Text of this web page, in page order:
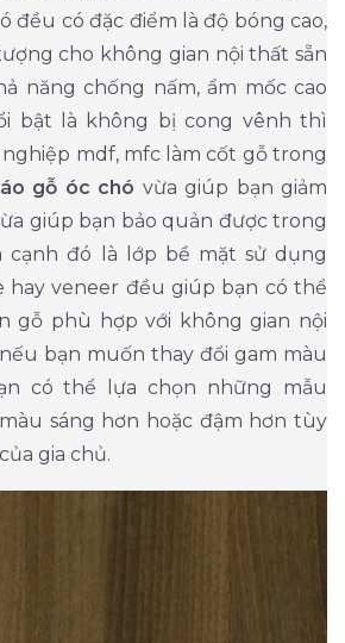
đều có đặc điểm là độ bóng cao,
cho không gian nội thất sẵn
năng chống nấm, ẩm mốc cao
bật là không bị cong vênh thì
mdf, mfc làm cốt gỗ trong
gỗ óc chó vừa giúp bạn giảm
giúp bạn bảo quản được trong
cạnh đó là lớp bề mặt sử dụng
hay veneer đều giúp bạn có thể
gỗ phù hợp với không gian nội
bạn muốn thay đổi gam màu
có thể lựa chọn những mẫu
sáng hơn hoặc đậm hơn tùy
gia chủ.